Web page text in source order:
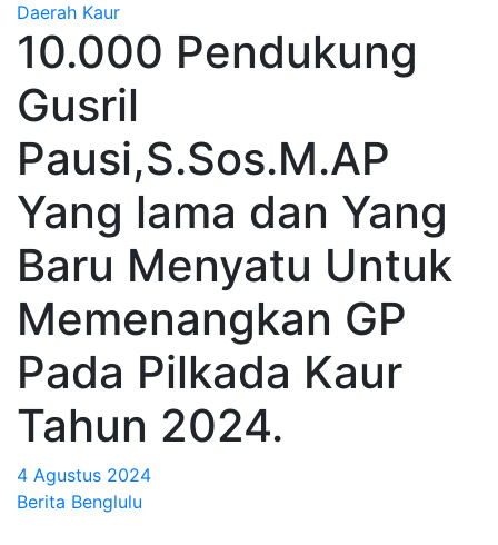
Daerah Kaur
10.000 Pendukung
Gusril
Pausi,S.Sos.M.AP
Yang lama dan Yang
Baru Menyatu Untuk
Memenangkan GP
Pada Pilkada Kaur
Tahun 2024.
4 Agustus 2024
Berita Benglulu